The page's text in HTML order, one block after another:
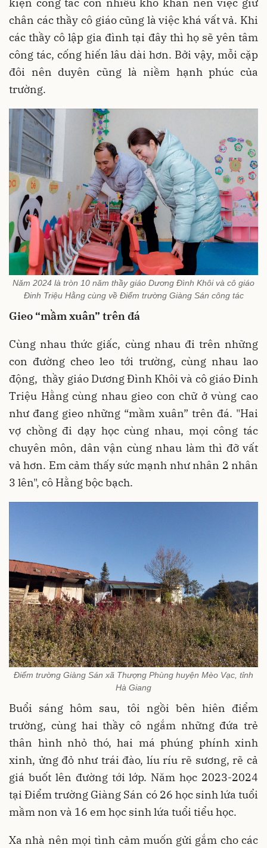
chân các thầy cô giáo cũng là việc khá vất vả. Khi
các thầy cô lập gia đình tại đây thì họ sẽ yên tâm
công tác, cống hiến lâu dài hơn. Bởi vậy, mỗi cặp
đôi nên duyên cũng là niềm hạnh phúc của
trường.
Năm 2024 là tròn 10 năm thầy giáo Dương Đình Khôi và cô giáo
Đinh Triệu Hằng cùng về Điểm trường Giàng Sán công tác
Gieo “mầm xuân” trên đá
Cùng nhau thức giấc, cùng nhau đi trên những
con đường cheo leo tới trường, cùng nhau lao
động, thầy giáo Dương Đình Khôi và cô giáo Đinh
Triệu Hằng cùng nhau gieo con chữ ở vùng cao
như đang gieo những “mầm xuân” trên đá. "Hai
vợ chồng đi dạy học cùng nhau, mọi công tác
chuyên môn, dân vận cùng nhau làm thì đỡ vất
vả hơn. Em cảm thấy sức mạnh như nhân 2 nhân
3 lên", cô Hằng bộc bạch.
Điểm trường Giàng Sán xã Thượng Phùng huyện Mèo Vạc, tỉnh
Hà Giang
Buổi sáng hôm sau, tôi ngồi bên hiên điểm
trường, cùng hai thầy cô ngắm những đứa trẻ
thân hình nhỏ thó, hai má phúng phính xinh
xinh, ửng đỏ như trái đào, líu ríu rẽ sương, rẽ cả
giá buốt lên đường tới lớp. Năm học 2023-2024
tại Điểm trường Giàng Sán có 26 học sinh lứa tuổi
mầm non và 16 em học sinh lứa tuổi tiểu học.
Xa nhà nên mọi tình cảm muốn gửi gắm cho các